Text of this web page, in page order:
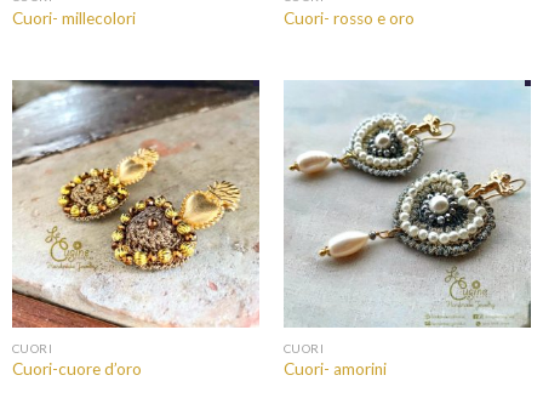
Cuori- millecolori Cuori- rosso e oro
CUORI
Cuori-cuore d’oro
CUORI
Cuori- amorini